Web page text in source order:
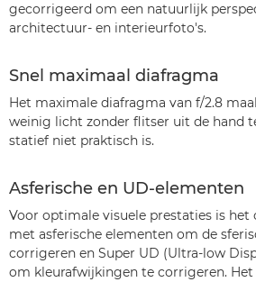
gecorrigeerd om een natuurlijk
architectuur- en interieurfoto's.
Snel maximaal diafragma
Het maximale diafragma van f/2.8
weinig licht zonder flitser uit de hand
statief niet praktisch is.
Asferische en UD-elementen
Voor optimale visuele prestaties is
met asferische elementen om de
corrigeren en Super UD (Ultra-low
om kleurafwijkingen te corrigeren. Het